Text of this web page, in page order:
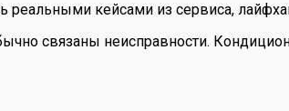
кейсами из сервиса,
связаны неисправности.